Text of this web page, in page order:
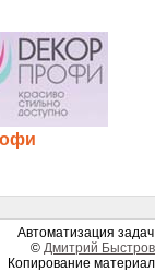
Автоматизация
© Дмитрий Быстров
Копирование